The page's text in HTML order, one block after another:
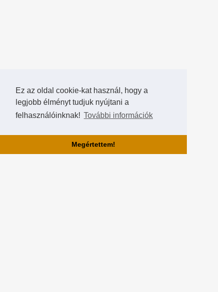
Ez az oldal cookie-kat használ, hogy a
legjobb élményt tudjuk nyújtani a
felhasználóinknak! További információk
Megértettem!